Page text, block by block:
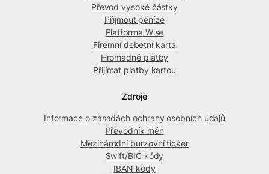
Převod vysoké částky
Přijmout peníze
Platforma Wise
Firemní debetní karta
Hromadné platby
Přijímat platby kartou
Zdroje
Informace o zásadách ochrany osobních údajů
Převodník měn
Mezinárodní burzovní ticker
Swift/BIC kódy
IBAN kódy